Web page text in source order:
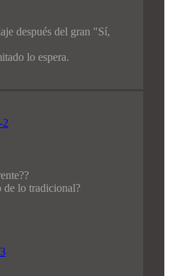
después del gran "Sí,
lo espera.
de lo tradicional?